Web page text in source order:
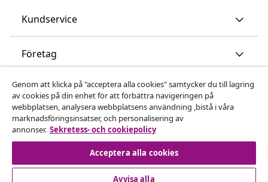
Kundservice
Företag
vidaXL
Upptäck mer
Genom att klicka på "acceptera alla cookies" samtycker du till lagring
av cookies på din enhet för att förbättra navigeringen på
webbplatsen, analysera webbplatsens användning ,bistå i våra
marknadsföringsinsatser, och personalisering av
annonser. Sekretess- och cookiepolicy
Acceptera alla cookies
Avvisa alla